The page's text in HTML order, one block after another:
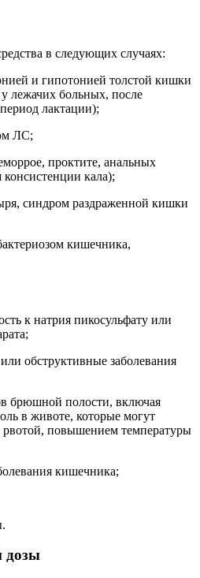
в следующих случаях:
и гипотонией толстой кишки
лежачих больных, после
лактации);
ЛС;
проктите, анальных
кала);
синдром раздраженной кишки
кишечника,
к натрия пикосульфату или
обструктивные заболевания
брюшной полости, включая
в животе, которые могут
рвотой, повышением температуры
кишечника;
дозы